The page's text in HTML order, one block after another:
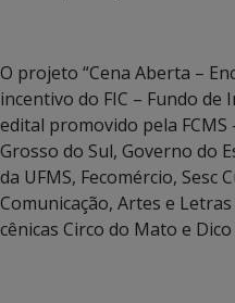
O projeto “Cena Aberta –
incentivo do FIC – Fundo
edital promovido pela
Grosso do Sul, Governo do
da UFMS, Fecomércio, Sesc
Comunicação, Artes e
cênicas Circo do Mato e